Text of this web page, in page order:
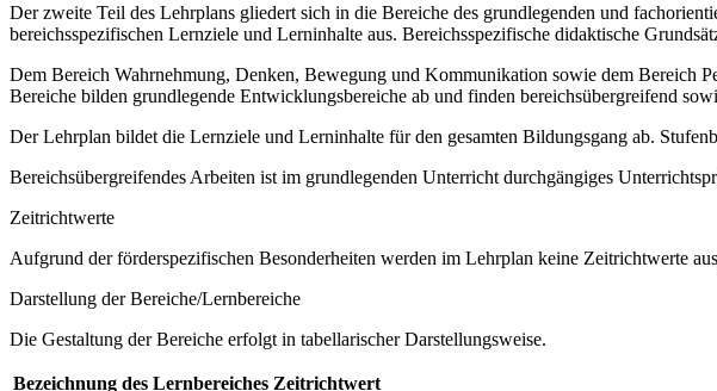
Der zweite Teil des Lehrplans gliedert sich in die Bereiche des grundlegenden und
bereichsspezifischen Lernziele und Lerninhalte aus. Bereichsspezifische didaktische
Dem Bereich Wahrnehmung, Denken, Bewegung und Kommunikation sowie dem Bereich
Bereiche bilden grundlegende Entwicklungsbereiche ab und finden bereichsübergreifend
Der Lehrplan bildet die Lernziele und Lerninhalte für den gesamten Bildungsgang ab.
Bereichsübergreifendes Arbeiten ist im grundlegenden Unterricht durchgängiges
Zeitrichtwerte
Aufgrund der förderspezifischen Besonderheiten werden im Lehrplan keine Zeitrichtwerte
Darstellung der Bereiche/Lernbereiche
Die Gestaltung der Bereiche erfolgt in tabellarischer Darstellungsweise.
Bezeichnung des Lernbereiches Zeitrichtwert